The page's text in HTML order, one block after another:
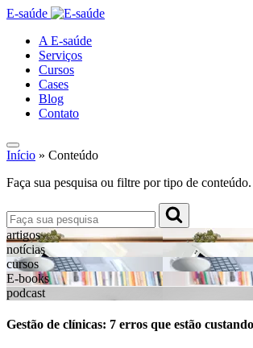
E-saúde
A E-saúde
Serviços
Cursos
Cases
Blog
Contato
Início » Conteúdo
Faça sua pesquisa ou filtre por tipo de conteúdo.
artigos
notícias
cursos
E-books
podcast
Gestão de clínicas: 7 erros que estão